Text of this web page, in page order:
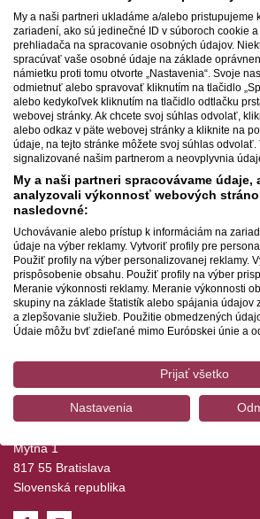
My a naši partneri ukladáme a/alebo pristupujeme
zariadení, ako sú jedinečné ID v súboroch cookie
prehliadača na spracovanie osobných údajov.
spracúvať vaše osobné údaje na základe
námietku proti tomu otvorte „Nastavenia“. Svoje
odmietnuť alebo spravovať kliknutím na tlačidlo
alebo kedykoľvek kliknutím na tlačidlo odtlačku
webovej stránky. Ak chcete svoj súhlas odvolať,
alebo odkaz v päte webovej stránky a kliknite na
údaje, na tejto stránke môžete svoj súhlas odvolať.
signalizované našim partnerom a neovplyvnia
My a naši partneri spracovávame údaje,
analyzovali výkonnosť webových
nasledovné:
Uchovávanie alebo prístup k informáciám na
údaje na výber reklamy. Vytvoriť profily pre
Použiť profily na výber personalizovanej reklamy.
prispôsobenie obsahu. Použiť profily na výber
Meranie výkonnosti reklamy. Meranie výkonnosti
skupiny na základe štatistík alebo spájania údajov
a zlepšovanie služieb. Použitie obmedzených
Údaje môžu byť zdieľané mimo Európskej únie a
webovú stránku/aplikáciu.
Zobraziť zoznam partnerov (1
Vaše údaje používame na nasledujúce účely:
Uchovávanie alebo prístup k
zariadení
Použiť obmedzené údaje na výber
Prijať všetko
Nastavenia
Piotr Iľjič Čajkovskij: Manfred –
ÚČINKUJÚ
Ondrej Lenárd, dirigent
Ryan Martin Bradshaw, klavír
VSTUPENKY
https://www.ticketportal.sk/event/
Nárok na zľavu majú študenti (ISIC),
dôchodcovia, ako aj držitelia
Z dôvodu priameho prenosu zaujmite
najneskôr 5 minút pred začiatkom
Kontakt
Mýtna 1
817 55 Bratislava
Slovenská republika